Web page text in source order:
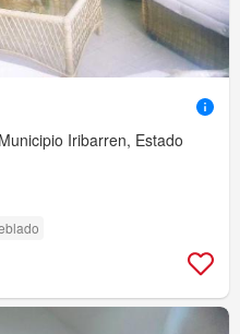
Iribarren, Estado